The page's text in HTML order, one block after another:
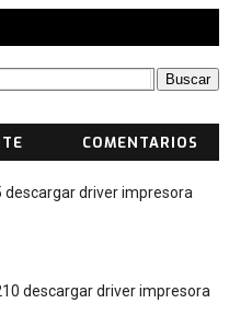
COMENTARIOS
descargar driver impresora
descargar driver impresora